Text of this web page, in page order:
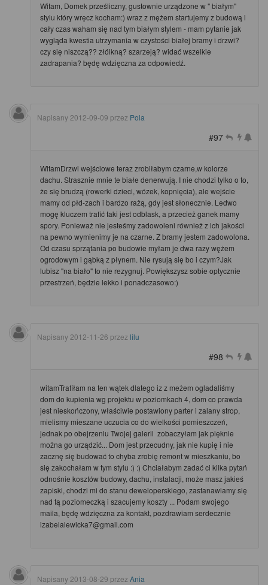
Witam, Domek prześliczny, gustownie urządzone w " białym"
stylu który wręcz kocham:) wraz z mężem startujemy z budową i
cały czas waham się nad tym białym stylem - mam pytanie jak
wygląda kwestia utrzymania w czystości białej bramy i drzwi?
czy się niszczą?? złólkną? szarzeją? widać wszelkie
zadrapania? będę wdzięczna za odpowiedź.
Napisany 2012-09-09 przez Pola
#97
WitamDrzwi wejściowe teraz zrobiłabym czarne,w kolorze
dachu. Strasznie mnie te białe denerwują. I nie chodzi tylko o to,
że się brudzą (rowerki dzieci, wózek, kopnięcia), ale wejście
mamy od płd-zach i bardzo rażą, gdy jest słonecznie. Ledwo
mogę kluczem trafić taki jest odblask, a przecież ganek mamy
spory. Ponieważ nie jesteśmy zadowoleni również z ich jakości
na pewno wymienimy je na czarne. Z bramy jestem zadowolona.
Od czasu sprzątania po budowie myłam je dwa razy wężem
ogrodowym i gąbką z płynem. Nie rysują się bo i czym?Jak
lubisz "na biało" to nie rezygnuj. Powiększysz sobie optycznie
przestrzeń, będzie lekko i ponadczasowo:)
Napisany 2012-11-26 przez lilu
#98
witamTrafiłam na ten wątek dlatego iz z meżem ogladaliśmy
dom do kupienia wg projektu w poziomkach 4, dom co prawda
jest nieskończony, właściwie postawiony parter i zalany strop,
mielismy mieszane uczucia co do wielkości pomieszczeń,
jednak po obejrzeniu Twojej galerii zobaczyłam jak pięknie
można go urządzić... Dom jest przecudny, jak nie kupię i nie
zacznę się budować to chyba zrobię remont w mieszkaniu, bo
się zakochałam w tym stylu :) :) Chciałabym zadać ci kilka pytań
odnośnie kosztów budowy, dachu, instalacji, może masz jakieś
zapiski, chodzi mi do stanu deweloperskiego, zastanawiamy się
nad tą poziomeczką i szacujemy koszty ... Podam swojego
maila, będę wdzięczna za kontakt, pozdrawiam serdecznie
izabelalewicka7@gmail.com
Napisany 2013-08-29 przez Ania